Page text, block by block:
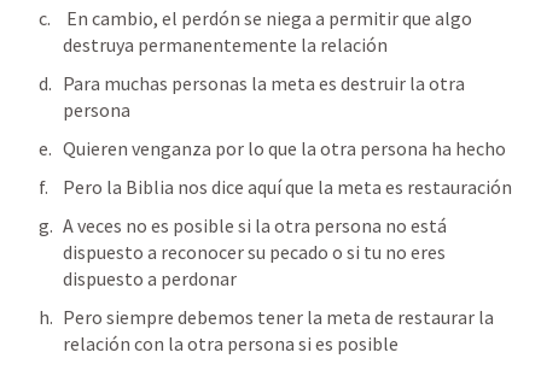
destruya permanentemente la relación
Para muchas personas la meta es destruir la otra
persona
Quieren venganza por lo que la otra persona ha hecho
Pero la Biblia nos dice aquí que la meta es restauración
A veces no es posible si la otra persona no está
dispuesto a reconocer su pecado o si tu no eres
dispuesto a perdonar
Pero siempre debemos tener la meta de restaurar la
relación con la otra persona si es posible